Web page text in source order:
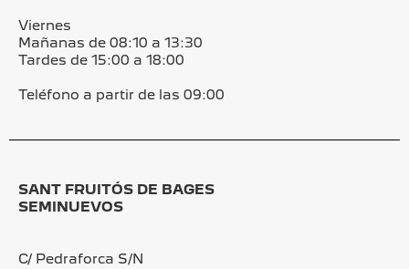
Viernes
Mañanas de 08:10 a 13:30
Tardes de 15:00 a 18:00
Teléfono a partir de las 09:00
SANT FRUITÓS DE BAGES
SEMINUEVOS
C/ Pedraforca S/N